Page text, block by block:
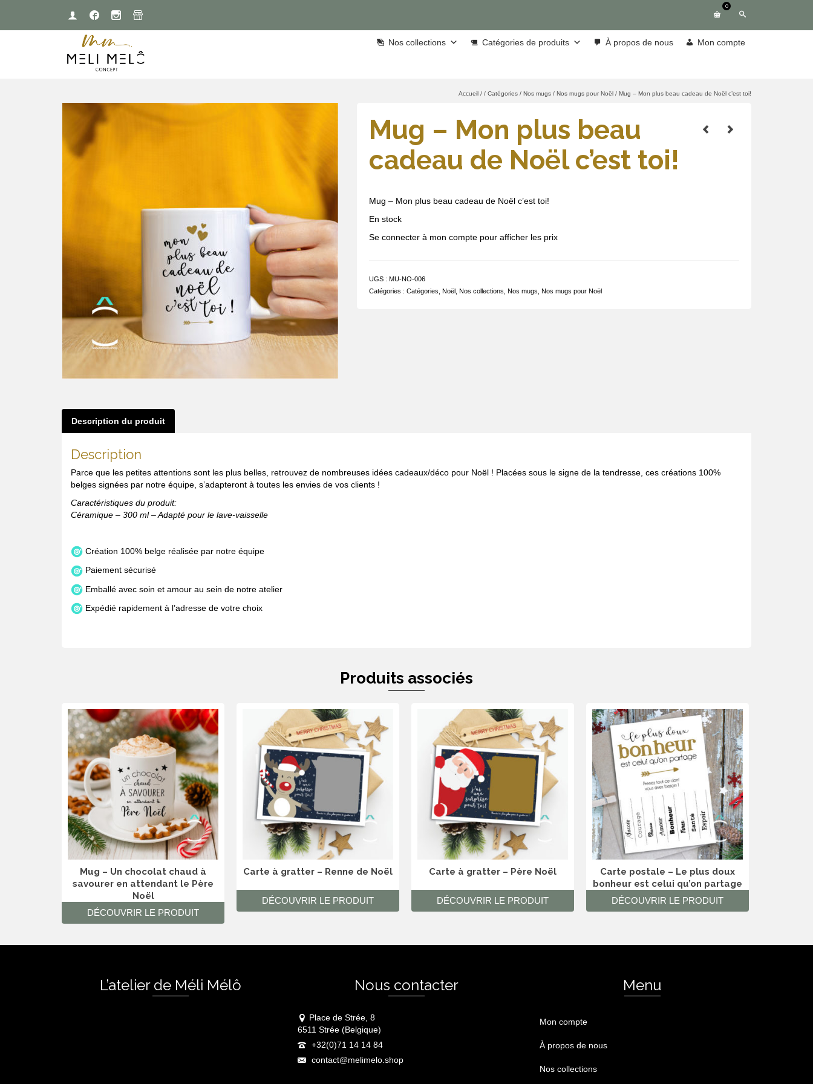
0
Nos collections Catégories de produits À propos de nous Mon compte
Accueil / / Catégories / Nos mugs / Nos mugs pour Noël / Mug – Mon plus beau cadeau de Noël c’est toi!
Mug – Mon plus beau
cadeau de Noël c’est toi!
Mug – Mon plus beau cadeau de Noël c’est toi!
En stock
Se connecter à mon compte pour afficher les prix
UGS : MU-NO-006
Catégories : Catégories Noël, Nos collections Nos mugs Nos mugs pour Noël
Description du produit
Description
Parce que les petites attentions sont les plus belles, retrouvez de nombreuses idées cadeaux/déco pour Noël ! Placées sous le signe de la tendresse, ces créations 100%
belges signées par notre équipe, s’adapteront à toutes les envies de vos clients !
Caractéristiques du produit:
Céramique – 300 ml – Adapté pour le lave-vaisselle
Création 100% belge réalisée par notre équipe
Paiement sécurisé
Emballé avec soin et amour au sein de notre atelier
Expédié rapidement à l’adresse de votre choix
Produits associés
Mug – Un chocolat chaud à
savourer en attendant le Père
Noël
DÉCOUVRIR LE PRODUIT
Carte à gratter – Renne de Noël
DÉCOUVRIR LE PRODUIT
Carte à gratter – Père Noël
DÉCOUVRIR LE PRODUIT
Carte postale – Le plus doux
bonheur est celui qu’on partage
DÉCOUVRIR LE PRODUIT
L’atelier de Méli Mélô Nous contacter
Place de Strée, 8
6511 Strée (Belgique)
+32(0)71 14 14 84
contact@melimelo.shop
Menu
Mon compte
À propos de nous
Nos collections